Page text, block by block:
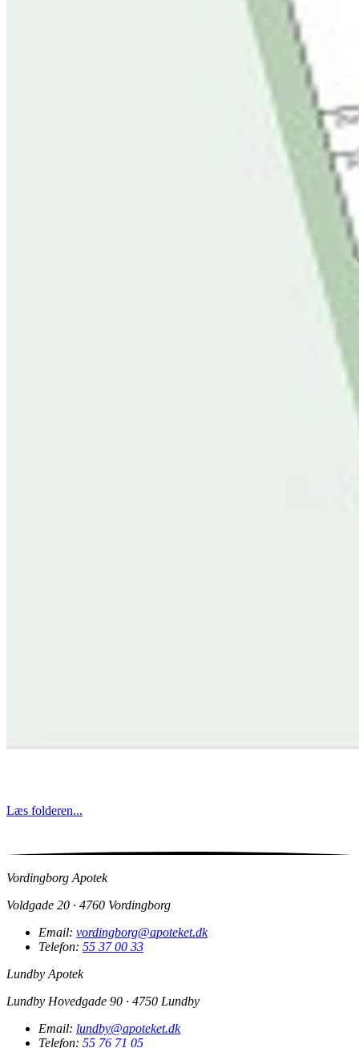
Læs folderen...
Vordingborg Apotek
Voldgade 20 · 4760 Vordingborg
Email: vordingborg@apoteket.dk
Telefon: 55 37 00 33
Lundby Apotek
Lundby Hovedgade 90 · 4750 Lundby
Email: lundby@apoteket.dk
Telefon: 55 76 71 05